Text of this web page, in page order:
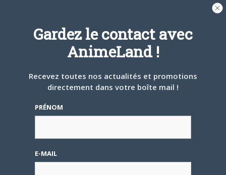
A PROPOS DE L'AUTEUR
CAMI-SAMA
ARTICLES LIÉS
Gardez le contact avec
AnimeLand !
Recevez toutes nos actualités et promotions
directement dans votre boîte mail !
PRÉNOM
E-MAIL